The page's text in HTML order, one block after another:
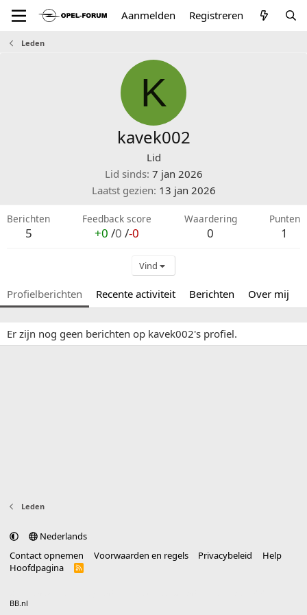
Aanmelden Registreren
Leden
K
kavek002
Lid
Lid sinds 7 jan 2026
Laatst gezien 13 jan 2026
Berichten
5
Feedback score
+0 /0 /-0
Waardering
0
Punten
1
Vind
Profielberichten Recente activiteit Berichten Over mij
Er zijn nog geen berichten op kavek002's profiel.
Leden
Nederlands
Contact opnemen
Voorwaarden en regels Privacybeleid
Help
Hoofdpagina
R
BB.nl